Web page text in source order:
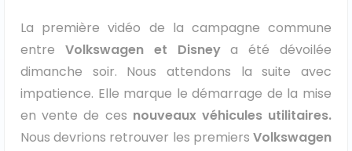
La première vidéo de la campagne commune
entre Volkswagen et Disneya été dévoilée
dimanche soir. Nous attendons la suite avec
impatience. Elle marque le démarrage de la mise
en vente de ces nouveaux véhicules utilitaires.
Nous devrions retrouver les premiers Volkswagen